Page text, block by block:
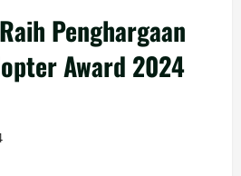
Penghargaan
Award 2024